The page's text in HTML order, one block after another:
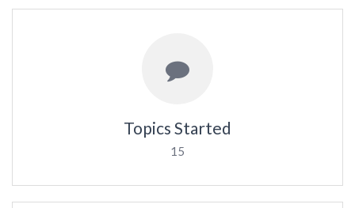
Topics Started
15